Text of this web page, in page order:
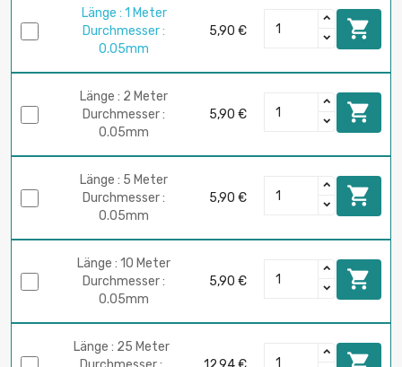
Länge : 1 Meter
Durchmesser :
0.05mm
5,90 € 
Länge : 2 Meter
Durchmesser :
0.05mm
5,90 € 
Länge : 5 Meter
Durchmesser :
0.05mm
5,90 € 
Länge : 10 Meter
Durchmesser :
0.05mm
5,90 € 
Länge : 25 Meter